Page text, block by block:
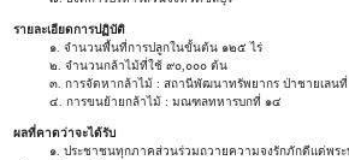
รายละเอียดการปฏิบัติ
๑. จำนวนพื้นที่การปลูกในขั้นต้น ๑๒๕ ไร่
๒. จำนวนกล้าไม้ที่ใช้ ๙๐,๐๐๐ ต้น
๓. การจัดหากล้าไม้ : สถานีพัฒนาทรัพยากร ป่าชายเลนที่
๔. การขนย้ายกล้าไม้ : มณฑลทหารบกที่ ๑๔
ผลที่คาดว่าจะได้รับ
๑. ประชาชนทุกภาคส่วนร่วมถวายความจงรักภักดีแด่พระบา